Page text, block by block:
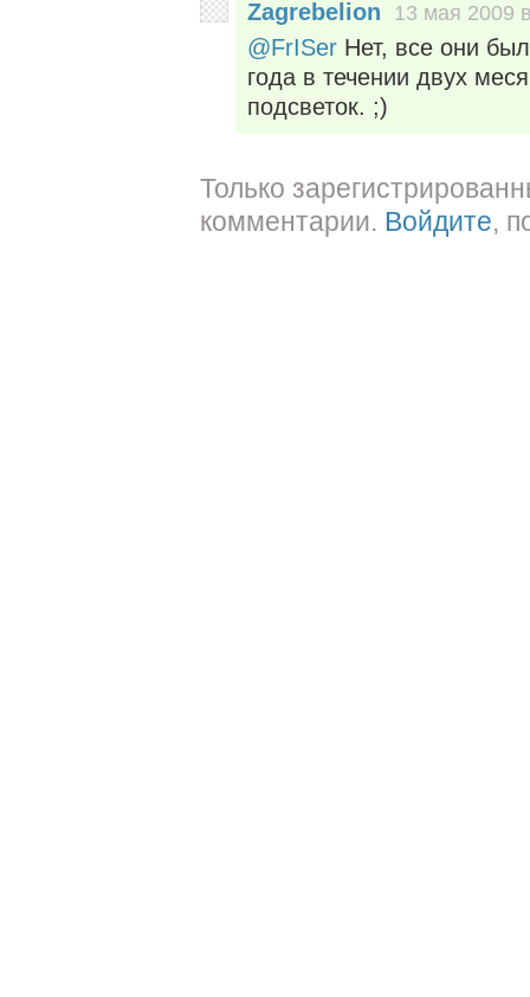
Zagrebelion 13 мая 2009
@FrISer Нет, все они
года в течении двух
подсветок. ;)
Только
комментарии. Войдите,